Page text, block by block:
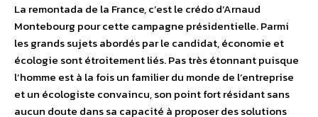
La remontada de la France, c’est le crédo d’Arnaud
Montebourg pour cette campagne présidentielle. Parmi
les grands sujets abordés par le candidat, économie et
écologie sont étroitement liés. Pas très étonnant puisque
l’homme est à la fois un familier du monde de l’entreprise
et un écologiste convaincu, son point fort résidant sans
aucun doute dans sa capacité à proposer des solutions